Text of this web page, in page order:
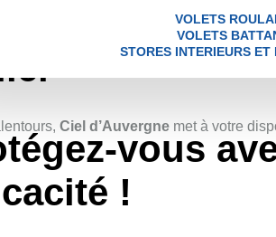
VOLETS
VOLETS
STORES INTERIEURS ET
vous
!
Ciel d’Auvergne met à votre